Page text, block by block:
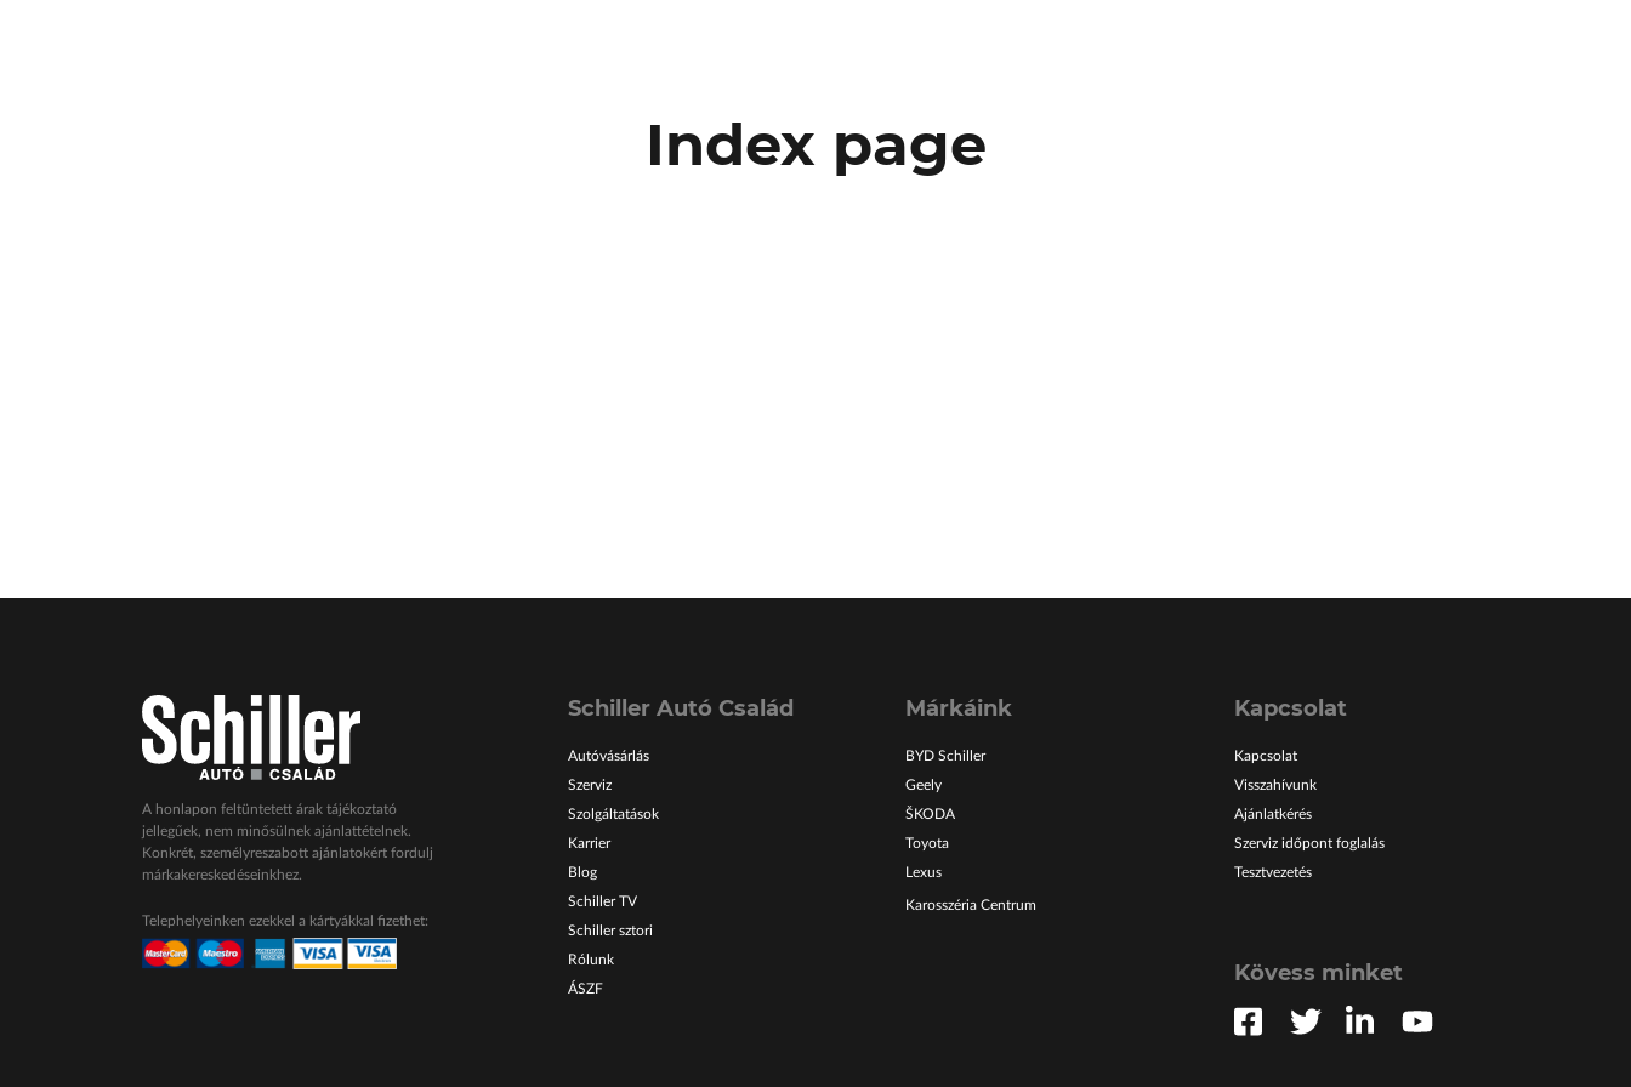
Index page
A honlapon feltüntetett árak tájékoztató
jellegűek, nem minősülnek ajánlattételnek.
Konkrét, személyreszabott ajánlatokért fordulj
márkakereskedéseinkhez.
Telephelyeinken ezekkel a kártyákkal fizethet:
Schiller Autó Család
Autóvásárlás
Szerviz
Szolgáltatások
Karrier
Blog
Schiller TV
Schiller sztori
Rólunk
ÁSZF
Márkáink
BYD Schiller
Geely
ŠKODA
Toyota
Lexus
Karosszéria Centrum
Kapcsolat
Kapcsolat
Visszahívunk
Ajánlatkérés
Szerviz időpont foglalás
Tesztvezetés
Kövess minket